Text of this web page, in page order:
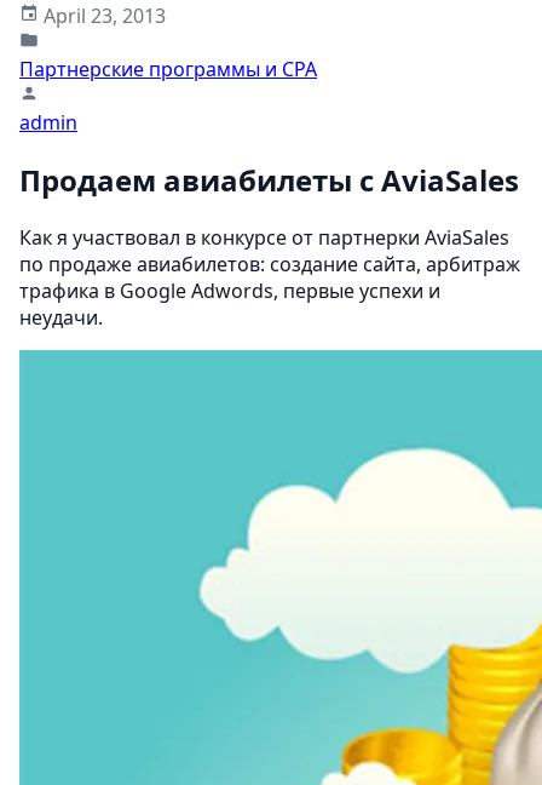
April 23, 2013
Партнерские программы и CPA
admin
Продаем авиабилеты с AviaSales
Как я участвовал в конкурсе от партнерки AviaSales
по продаже авиабилетов: создание сайта, арбитраж
трафика в Google Adwords, первые успехи и
неудачи.